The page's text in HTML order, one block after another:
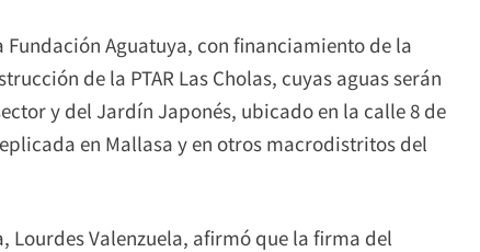
Aguatuya, con financiamiento de la
de la PTAR Las Cholas, cuyas aguas serán
y del Jardín Japonés, ubicado en la calle 8 de
en Mallasa y en otros macrodistritos del
Lourdes Valenzuela, afirmó que la firma del